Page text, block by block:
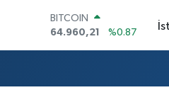
64.960,21
DOLAR
STERLİN